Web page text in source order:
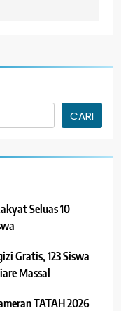
CARI
Seluas 10
Gratis, 123 Siswa
Massal
TATAH 2026